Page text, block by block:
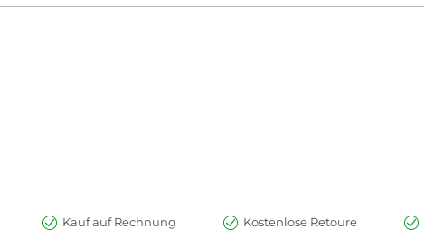
Kauf auf Rechnung Kostenlose Retoure